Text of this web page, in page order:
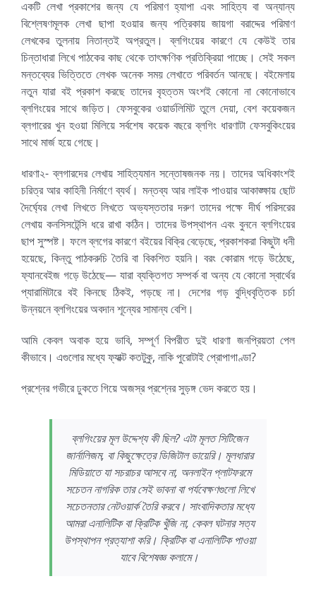
একটি লেখা প্রকাশের জন্য যে পরিমাণ হ্যাপা এবং সাহিত্য বা অন্যান্য
বিশ্লেষণমূলক লেখা ছাপা হওয়ার জন্য পত্রিকায় জায়গা বরাদ্দের পরিমাণ
লেখকের তুলনায় নিতান্তই অপ্রতুল। ব্লগিংয়ের কারণে যে কেউই তার
চিন্তাধারা লিখে পাঠকের কাছ থেকে তাৎক্ষণিক প্রতিক্রিয়া পাচ্ছে। সেই সকল
মন্তব্যের ভিত্তিতে লেখক অনেক সময় লেখাতে পরিবর্তন আনছে। বইমেলায়
নতুন যারা বই প্রকাশ করছে তাদের বৃহত্তম অংশই কোনো না কোনোভাবে
ব্লগিংয়ের সাথে জড়িত। ফেসবুকের ওয়ার্ডলিমিট তুলে দেয়া, বেশ কয়েকজন
ব্লগারের খুন হওয়া মিলিয়ে সর্বশেষ কয়েক বছরে ব্লগিং ধারণাটা ফেসবুকিংয়ের
সাথে মার্জ হয়ে গেছে।
ধারণা২- ব্লগারদের লেখায় সাহিত্যমান সন্তোষজনক নয়। তাদের অধিকাংশই
চরিত্র আর কাহিনী নির্মাণে ব্যর্থ। মন্তব্য আর লাইক পাওয়ার আকাঙ্ক্ষায় ছোট
দৈর্ঘ্যের লেখা লিখতে লিখতে অভ্যস্ততার দরুণ তাদের পক্ষে দীর্ঘ পরিসরের
লেখায় কনসিসটেন্সি ধরে রাখা কঠিন। তাদের উপস্থাপন এবং বুননে ব্লগিংয়ের
ছাপ সুস্পষ্ট। ফলে ব্লগের কারণে বইয়ের বিক্রি বেড়েছে, প্রকাশকরা কিছুটা ধনী
হয়েছে, কিন্তু পাঠকরুচি তৈরি বা বিকশিত হয়নি। বরং কোরাম গড়ে উঠেছে,
ফ্যানবেইজ গড়ে উঠেছে— যারা ব্যক্তিগত সম্পর্ক বা অন্য যে কোনো স্বার্থের
প্যারামিটারে বই কিনছে ঠিকই, পড়ছে না। দেশের গড় বুদ্ধিবৃত্তিক চর্চা
উন্নয়নে ব্লগিংয়ের অবদান শূন্যের সামান্য বেশি।
আমি কেবল অবাক হয়ে ভাবি, সম্পূর্ণ বিপরীত দুই ধারণা জনপ্রিয়তা পেল
কীভাবে। এগুলোর মধ্যে ফ্যাক্ট কতটুকু, নাকি পুরোটাই প্রোপাগাণ্ডা?
প্রশ্নের গভীরে ঢুকতে গিয়ে অজস্র প্রশ্নের সুড়ঙ্গ ভেদ করতে হয়।
ব্লগিংয়ের মূল উদ্দেশ্য কী ছিল? এটা মূলত সিটিজেন
জার্নালিজম, বা কিছুক্ষেত্রে ডিজিটাল ডায়েরি। মূলধারার
মিডিয়াতে যা সচরাচর আসবে না, অনলাইন প্লাটফরমে
সচেতন নাগরিক তার সেই ভাবনা বা পর্যবেক্ষণগুলো লিখে
সচেতনতার নেটওয়ার্ক তৈরি করবে। সাংবাদিকতার মধ্যে
আমরা এনালিটিক বা ক্রিটিক খুঁজি না, কেবল ঘটনার সত্য
উপস্থাপন প্রত্যাশা করি। ক্রিটিক বা এনালিটিক পাওয়া
যাবে বিশেষজ্ঞ কলামে।